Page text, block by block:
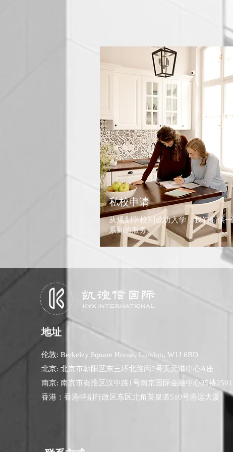
私校申请
从规划学校到成功入学，我们提供一
系列的服务。
​地址
伦敦: Berkeley Square House, London, W1J 6BD
北京: 北京市朝阳区东三环北路丙2号天元港中心A座
南京: 南京市秦淮区汉中路1号南京国际金融中心25楼2501
​香港：香港特别行政区东区北角英皇道510号港运大厦